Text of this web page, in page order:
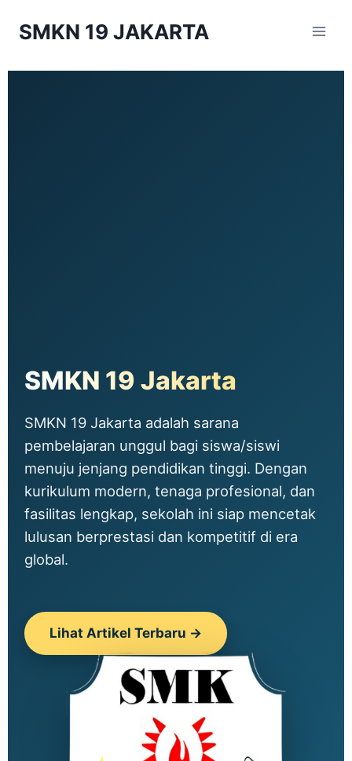
SMKN 19 JAKARTA
SMKN 19 Jakarta
SMKN 19 Jakarta adalah sarana
pembelajaran unggul bagi siswa/siswi
menuju jenjang pendidikan tinggi. Dengan
kurikulum modern, tenaga profesional, dan
fasilitas lengkap, sekolah ini siap mencetak
lulusan berprestasi dan kompetitif di era
global.
Lihat Artikel Terbaru →